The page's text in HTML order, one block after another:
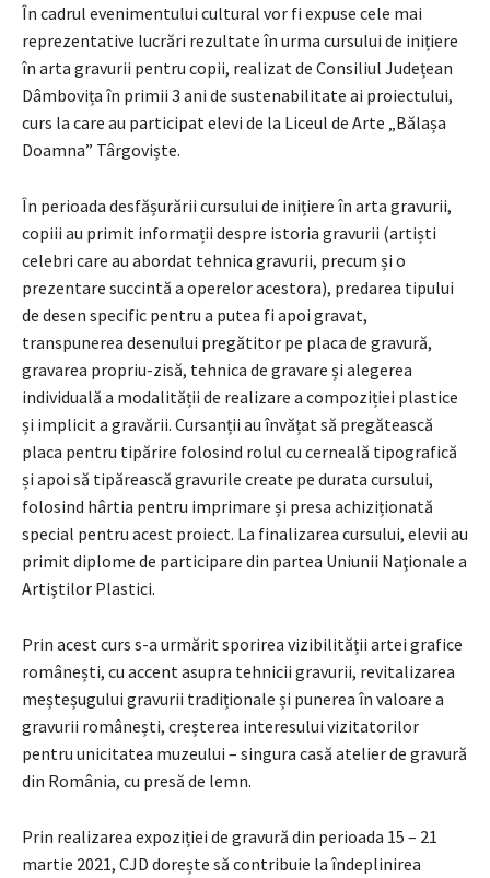
În cadrul evenimentului cultural vor fi expuse cele mai
reprezentative lucrări rezultate în urma cursului de inițiere
în arta gravurii pentru copii, realizat de Consiliul Județean
Dâmbovița în primii 3 ani de sustenabilitate ai proiectului,
curs la care au participat elevi de la Liceul de Arte „Bălașa
Doamna” Târgoviște.
În perioada desfășurării cursului de inițiere în arta gravurii,
copiii au primit informații despre istoria gravurii (artiști
celebri care au abordat tehnica gravurii, precum și o
prezentare succintă a operelor acestora), predarea tipului
de desen specific pentru a putea fi apoi gravat,
transpunerea desenului pregătitor pe placa de gravură,
gravarea propriu-zisă, tehnica de gravare și alegerea
individuală a modalității de realizare a compoziției plastice
și implicit a gravării. Cursanții au învățat să pregătească
placa pentru tipărire folosind rolul cu cerneală tipografică
și apoi să tipărească gravurile create pe durata cursului,
folosind hârtia pentru imprimare și presa achiziționată
special pentru acest proiect. La finalizarea cursului, elevii au
primit diplome de participare din partea Uniunii Naţionale a
Artiştilor Plastici.
Prin acest curs s-a urmărit sporirea vizibilității artei grafice
românești, cu accent asupra tehnicii gravurii, revitalizarea
meșteșugului gravurii tradiționale și punerea în valoare a
gravurii românești, creșterea interesului vizitatorilor
pentru unicitatea muzeului – singura casă atelier de gravură
din România, cu presă de lemn.
Prin realizarea expoziției de gravură din perioada 15 – 21
martie 2021, CJD dorește să contribuie la îndeplinirea